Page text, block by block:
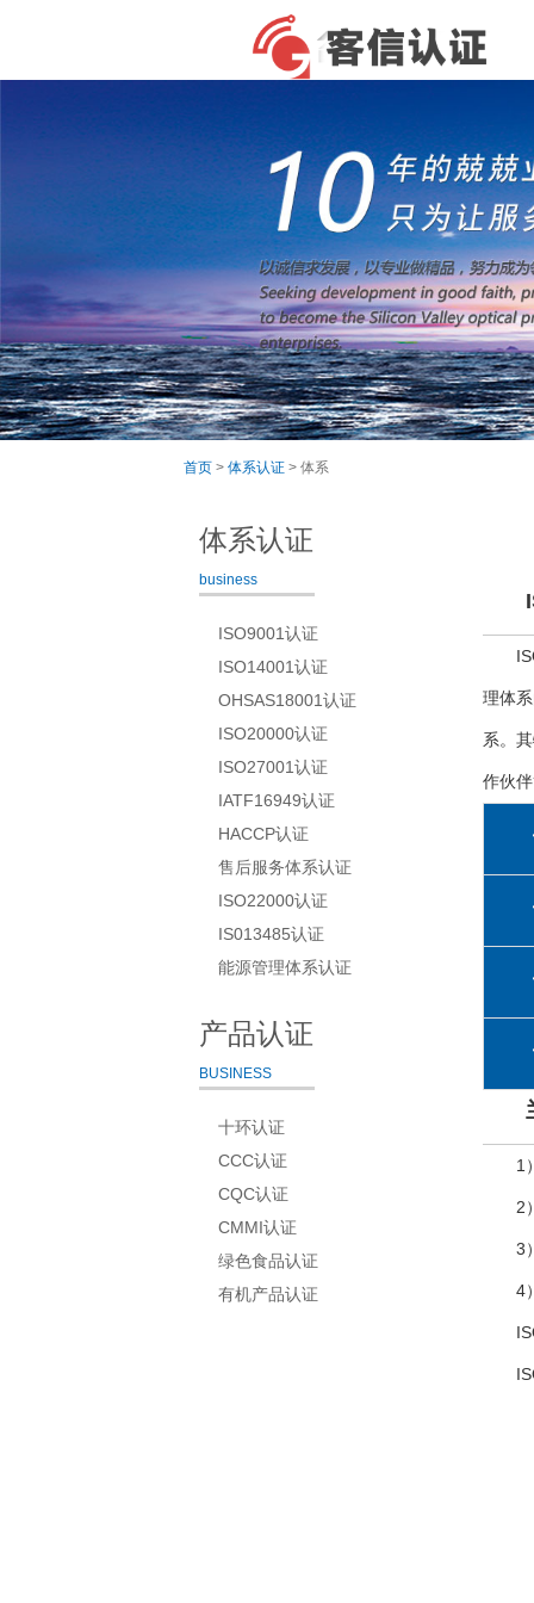
首页 > 体系认证 > 体系
理体
系。
作伙
1
2
3
4
体系认证
business
ISO9001认证
ISO14001认证
OHSAS18001认证
ISO20000认证
ISO27001认证
IATF16949认证
HACCP认证
售后服务体系认证
ISO22000认证
IS013485认证
能源管理体系认证
产品认证
BUSINESS
十环认证
CCC认证
CQC认证
CMMI认证
绿色食品认证
有机产品认证